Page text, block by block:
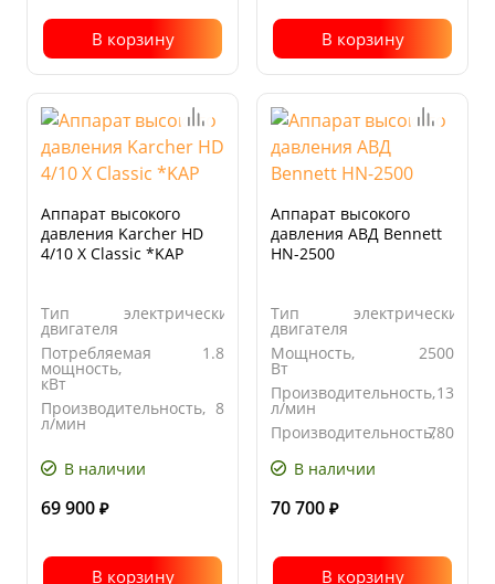
В корзину В корзину
Аппарат высокого
давления Karcher HD
4/10 X Classic *KAP
Тип
двигателя
электрический
Потребляемая
мощность,
кВт
1.8
Производительность,
л/мин
8
л/часВ наличии
69 900 ₽
В корзину
Аппарат высокого
давления АВД Bennett
HN-2500
Тип
двигателя
электрический
Мощность,
Вт
2500
Производительность,
л/мин
13
Производительность,
л/час
780
В наличии
70 700 ₽
В корзину